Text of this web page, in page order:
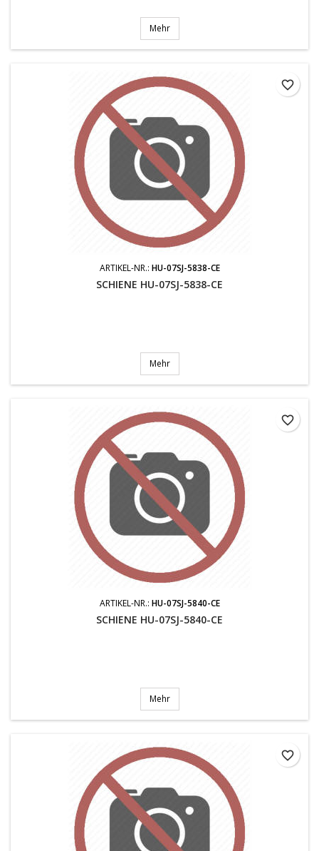
Mehr
ARTIKEL-NR.: HU-07SJ-5838-CE
SCHIENE HU-07SJ-5838-CE
Mehr
favorite_border
ARTIKEL-NR.: HU-07SJ-5840-CE
SCHIENE HU-07SJ-5840-CE
Mehr
favorite_border
favorite_border